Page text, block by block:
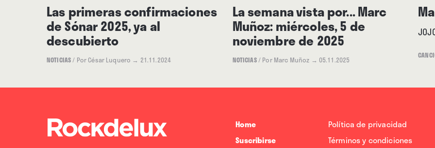
Las primeras confirmaciones
de Sónar 2025, ya al
descubierto
NOTICIAS/ Por César Luquero → 21.11.2024
La semana vista por... Marc
Muñoz: miércoles, 5 de
noviembre de 2025
NOTICIAS/ Por Marc Muñoz → 05.11.2025
Home
Suscribirse
Política de privacidad
Términos y condiciones